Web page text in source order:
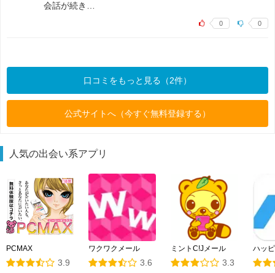
会話が続き…
0 0
口コミをもっと見る（2件）
公式サイトへ（今すぐ無料登録する）
人気の出会い系アプリ
PCMAX
3.9
ワクワクメール
3.6
ミントC!Jメール
3.3
ハッ